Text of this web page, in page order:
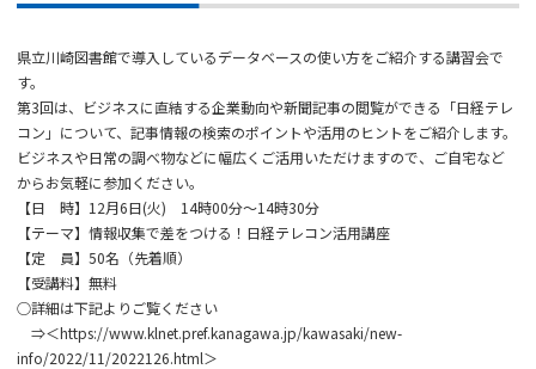
県立川崎図書館で導入しているデータベースの使い方をご紹介する講習会で
す。
第3回は、ビジネスに直結する企業動向や新聞記事の閲覧ができる「日経テレ
コン」について、記事情報の検索のポイントや活用のヒントをご紹介します。
ビジネスや日常の調べ物などに幅広くご活用いただけますので、ご自宅など
からお気軽に参加ください。
【日 時】12月6日(火) 14時00分～14時30分
【テーマ】情報収集で差をつける！日経テレコン活用講座
【定 員】50名（先着順）
【受講料】無料
○詳細は下記よりご覧ください
⇒＜https://www.klnet.pref.kanagawa.jp/kawasaki/new-
info/2022/11/2022126.html＞